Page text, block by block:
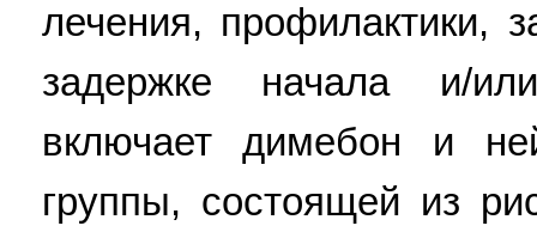
лечения, профилактики,
задержке начала и/
включает димебон и
группы, состоящей из